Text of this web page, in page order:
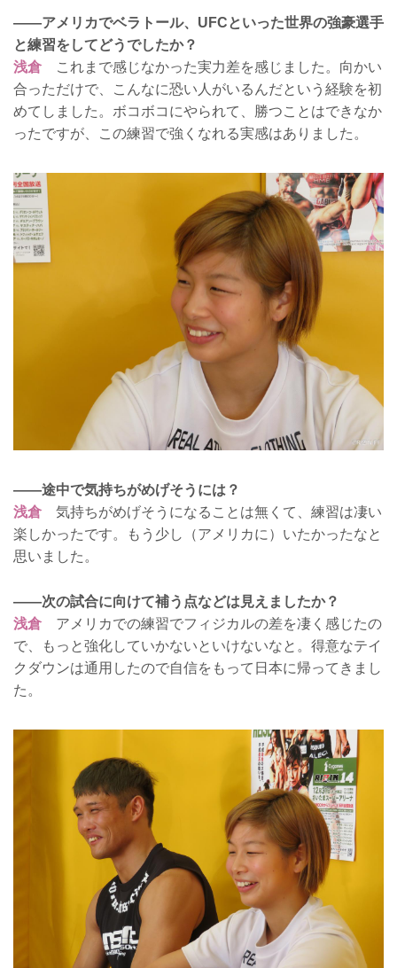
——アメリカでベラトール、UFCといった世界の強豪選手
と練習をしてどうでしたか？
浅倉 これまで感じなかった実力差を感じました。向かい
合っただけで、こんなに恐い人がいるんだという経験を初
めてしました。ボコボコにやられて、勝つことはできなか
ったですが、この練習で強くなれる実感はありました。
——途中で気持ちがめげそうには？
浅倉 気持ちがめげそうになることは無くて、練習は凄い
楽しかったです。もう少し（アメリカに）いたかったなと
思いました。
——次の試合に向けて補う点などは見えましたか？
浅倉 アメリカでの練習でフィジカルの差を凄く感じたの
で、もっと強化していかないといけないなと。得意なテイ
クダウンは通用したので自信をもって日本に帰ってきまし
た。